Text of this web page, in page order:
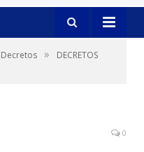
Decretos »
DECRETOS
0